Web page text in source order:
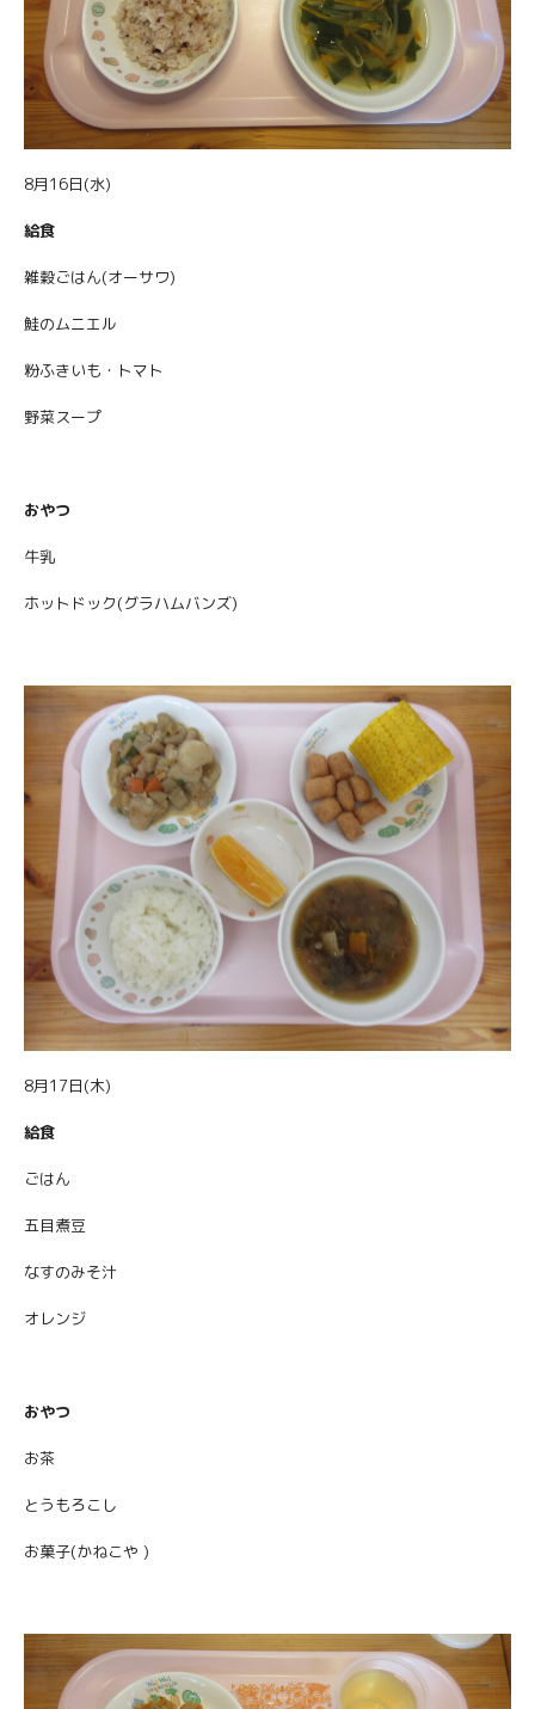
8月16日(水)
給食
雑穀ごはん(オーサワ)
鮭のムニエル
粉ふきいも・トマト
野菜スープ
おやつ
牛乳
ホットドック(グラハムバンズ)
8月17日(木)
給食
ごはん
五目煮豆
なすのみそ汁
オレンジ
おやつ
お茶
とうもろこし
お菓子(かねこや )